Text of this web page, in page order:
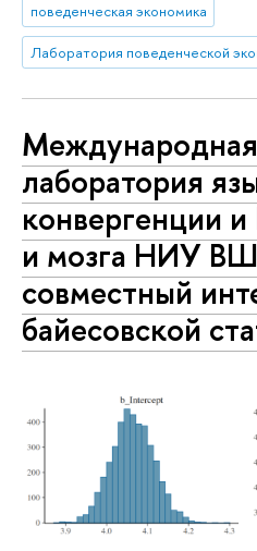
поведенческая экономика
Международная
лаборатория
конвергенции
и мозга НИУ
совместный
байесовской